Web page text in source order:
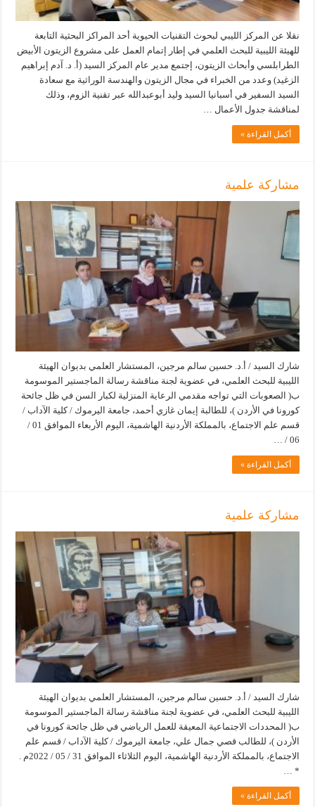
نقلا عن المركز الليبي لبحوث التقنيات الحيوية أحد المراكز البحثية التابعة
للهيئة الليبية للبحث العلمي في إطار إتمام العمل على مشروع الزيتون الأبيض
الطرابلسي وأبحاث الزيتون، إجتمع مدير عام المركز السيد (أ. د. آدم إبراهيم
الزغيد) وعدد من الخبراء في مجال الزيتون والهندسة الوراثية مع سعادة
السيد السفير في أسبانيا السيد وليد أبوعبدالله عبر تقنية الزوم، وذلك
لمناقشة جدول الأعمال …
أكمل القراءة »
مشاركة علمية
شارك السيد / أ.د. حسين سالم مرجين، المستشار العلمي بديوان الهيئة
الليبية للبحث العلمي، في عضوية لجنة مناقشة رسالة الماجستير الموسومة
ب( الصعوبات التي تواجه مقدمي الرعاية المنزلية لكبار السن في ظل جائحة
كورونا في الأردن )، للطالبة إيمان غازي أحمد، جامعة اليرموك / كلية الآداب /
قسم علم الاجتماع، بالمملكة الأردنية الهاشمية، اليوم الأربعاء الموافق 01 /
06 / …
أكمل القراءة »
مشاركة علمية
شارك السيد / أ.د. حسين سالم مرجين، المستشار العلمي بديوان الهيئة
الليبية للبحث العلمي، في عضوية لجنة مناقشة رسالة الماجستير الموسومة
ب( المحددات الاجتماعية المعيقة للعمل الرياضي في ظل جائحة كورونا في
الأردن )، للطالب قصي جمال علي، جامعة اليرموك / كلية الآداب / قسم علم
الاجتماع، بالمملكة الأردنية الهاشمية، اليوم الثلاثاء الموافق 31 / 05 / 2022م .
* …
أكمل القراءة »